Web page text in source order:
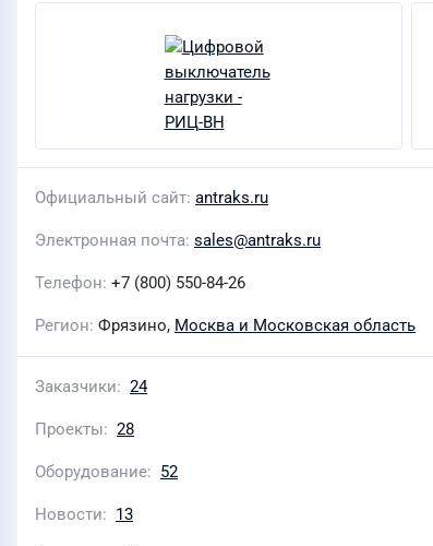
Официальный сайт antraks.ru
Электронная почта sales@antraks.ru
Телефон +7 (800) 550-84-26
Регион Фрязино, Москва и Московская область
Заказчики 24
Проекты 28
Оборудование 52
Новости 13